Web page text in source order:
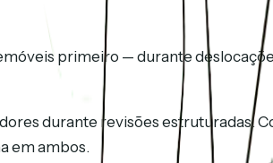
primeiro — durante
durante revisões estruturadas.
em ambos.